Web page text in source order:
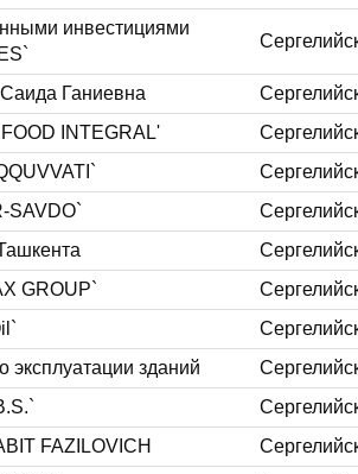
инвестициями
Ганиевна
INTEGRAL'
GROUP`
эксплуатации зданий
FAZILOVICH